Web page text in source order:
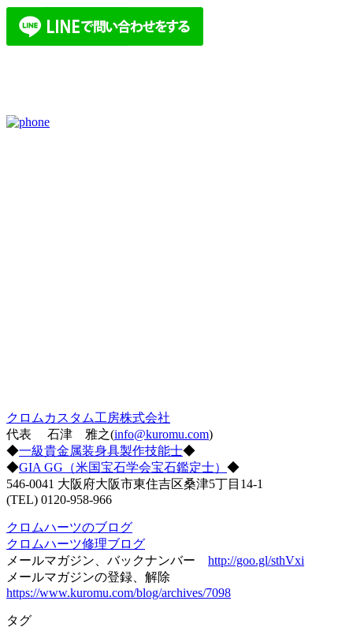
クロムカスタム工房株式会社
代表 石津 雅之(info@kuromu.com)
◆一級貴金属装身具製作技能士◆
◆GIA GG（米国宝石学会宝石鑑定士） ◆
546-0041 大阪府大阪市東住吉区桑津5丁目14-1
(TEL) 0120-958-966
クロムハーツのブログ
クロムハーツ修理ブログ
メールマガジン、バックナンバー http://goo.gl/sthVxi
メールマガジンの登録、解除
https://www.kuromu.com/blog/archives/7098
タグ